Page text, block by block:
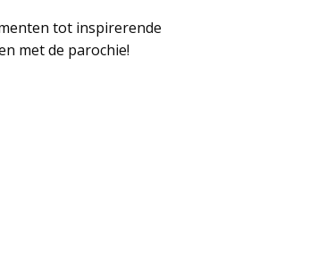
tot inspirerende
met de parochie!